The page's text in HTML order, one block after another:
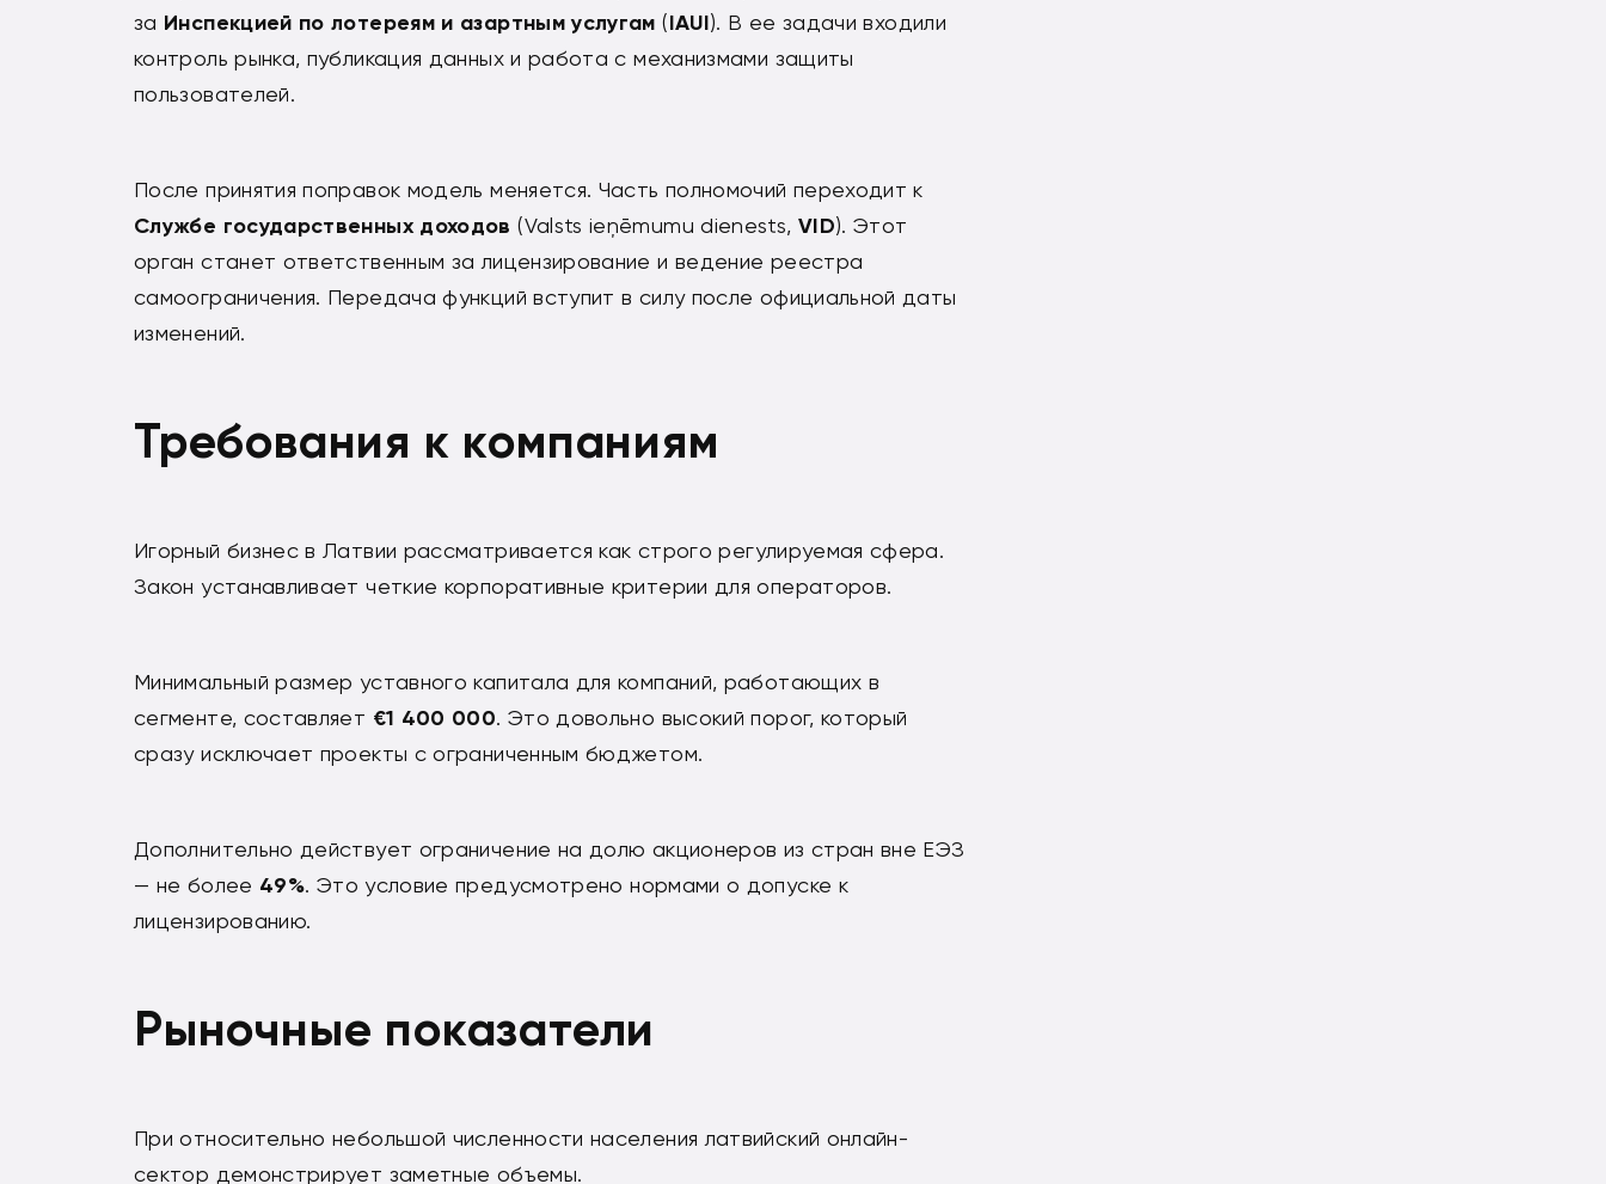
за Инспекцией по лотереям и азартным услугам (IAUI). В ее задачи входили
контроль рынка, публикация данных и работа с механизмами защиты
пользователей.
После принятия поправок модель меняется. Часть полномочий переходит к
Службе государственных доходов (Valsts ieņēmumu dienests, VID). Этот
орган станет ответственным за лицензирование и ведение реестра
самоограничения. Передача функций вступит в силу после официальной даты
изменений.
Требования к компаниям
Игорный бизнес в Латвии рассматривается как строго регулируемая сфера.
Закон устанавливает четкие корпоративные критерии для операторов.
Минимальный размер уставного капитала для компаний, работающих в
сегменте, составляет €1 400 000. Это довольно высокий порог, который
сразу исключает проекты с ограниченным бюджетом.
Дополнительно действует ограничение на долю акционеров из стран вне ЕЭЗ
— не более 49%. Это условие предусмотрено нормами о допуске к
лицензированию.
Рыночные показатели
При относительно небольшой численности населения латвийский онлайн-
сектор демонстрирует заметные объемы.